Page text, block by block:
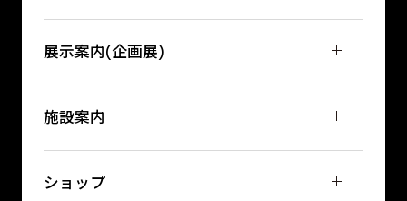
展示案内(企画展)
施設案内
ショップ